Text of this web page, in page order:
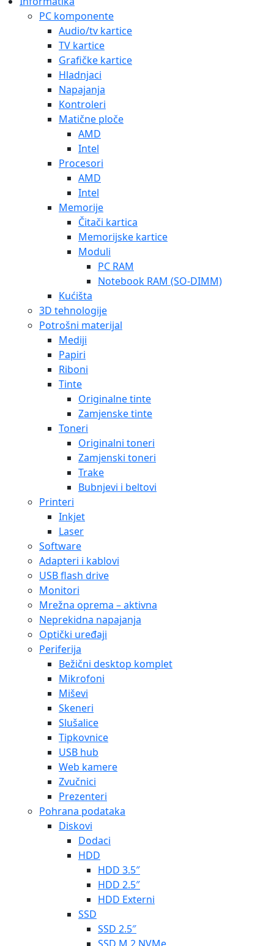
PC komponente
Audio/tv kartice
TV kartice
Grafičke kartice
Hladnjaci
Napajanja
Kontroleri
Matične ploče
AMD
Intel
Procesori
AMD
Intel
Memorije
Čitači kartica
Memorijske kartice
Moduli
PC RAM
Notebook RAM (SO-DIMM)
Kućišta
3D tehnologije
Potrošni materijal
Mediji
Papiri
Riboni
Tinte
Originalne tinte
Zamjenske tinte
Toneri
Originalni toneri
Zamjenski toneri
Trake
Bubnjevi i beltovi
Printeri
Inkjet
Laser
Software
Adapteri i kablovi
USB flash drive
Monitori
Mrežna oprema – aktivna
Neprekidna napajanja
Optički uređaji
Periferija
Bežični desktop komplet
Mikrofoni
Miševi
Skeneri
Slušalice
Tipkovnice
USB hub
Web kamere
Zvučnici
Prezenteri
Pohrana podataka
Diskovi
Dodaci
HDD
HDD 3.5″
HDD 2.5″
HDD Externi
SSD
SSD 2.5″